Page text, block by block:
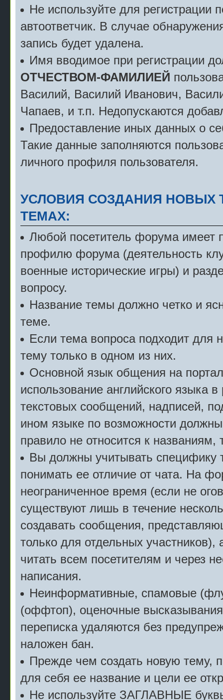
Не используйте для регистрации
автоответчик. В случае
запись будет удалена.
Имя вводимое при регистрации
ОТЧЕСТВОМ-ФАМИЛИЕЙ
Василий, Василий Иванович,
Чапаев, и т.п. Недопускаются
Предоставление иных данных о
Такие данные заполняются
личного профиля пользователя.
УСЛОВИЯ СОЗДАНИЯ НОВЫХ
ТЕМАХ:
Любой посетитель форума имеет
профилю форума (деятельность
военные исторические игры) и
вопросу.
Название темы должно четко и
теме.
Если тема вопроса подходит для
тему только в одном из них.
Основной язык общения на
использование английского языка
текстовых сообщений, надписей,
ином языке по возможности
правило не относится к
Вы должны учитывать
понимать ее отличие от чата. На
неограниченное время (если не
существуют лишь в течение
создавать сообщения,
только для отдельных
читать всем посетителям и через
написания.
Неинформативные, спамовые
(оффтоп), оценочные
переписка удаляются без
наложен бан.
Прежде чем создать новую тему,
для себя ее название и цели ее
Не используйте ЗАГЛАВНЫЕ